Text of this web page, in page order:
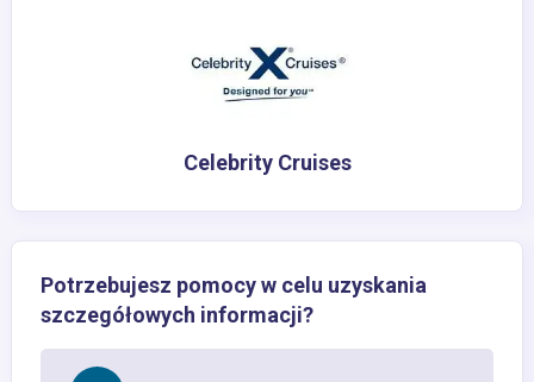
Celebrity Cruises
Potrzebujesz pomocy w celu uzyskania
szczegółowych informacji?